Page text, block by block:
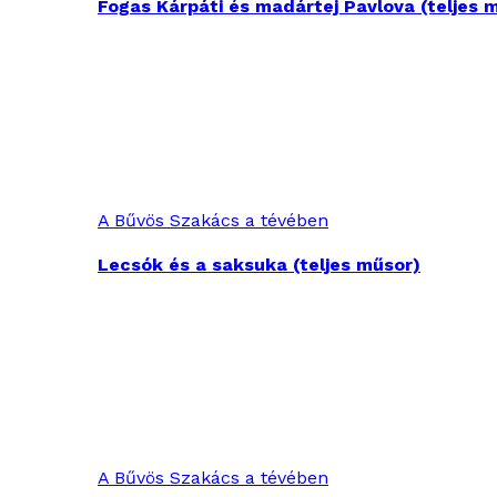
Fogas Kárpáti és madártej Pavlova (teljes
A Bűvös Szakács a tévében
Lecsók és a saksuka (teljes műsor)
A Bűvös Szakács a tévében